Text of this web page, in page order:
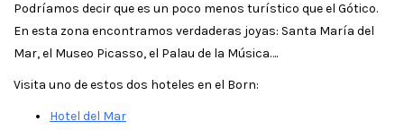
Podríamos decir que es un poco menos turístico que el Gótico.
En esta zona encontramos verdaderas joyas: Santa María del
Mar, el Museo Picasso, el Palau de la Música….
Visita uno de estos dos hoteles en el Born:
Hotel del Mar